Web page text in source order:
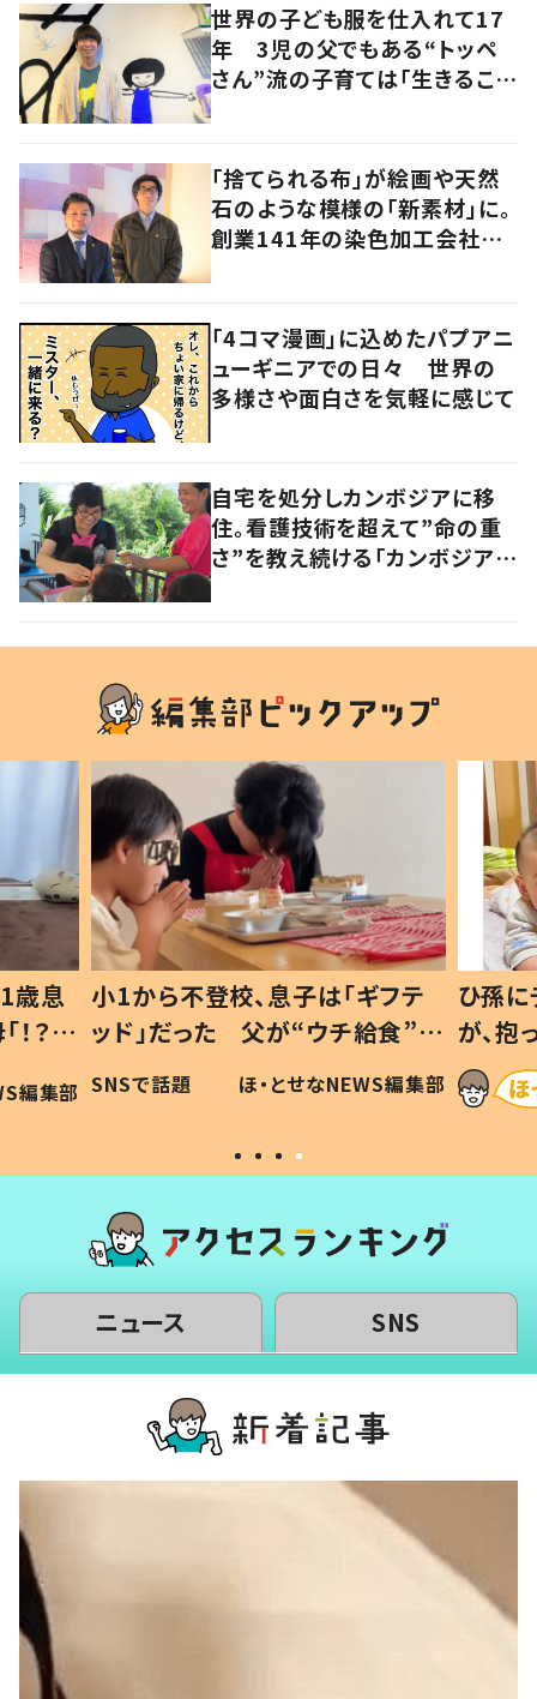
世界の子ども服を仕入れて17
年 3児の父でもある“トッペ
さん”流の子育ては「生きること
「捨てられる布」が絵画や天然
石のような模様の「新素材」に。
創業141年の染色加工会社が
「4コマ漫画」に込めたパプアニ
ューギニアでの日々 世界の
多様さや面白さを気軽に感じて
自宅を処分しカンボジアに移
住。看護技術を超えて”命の重
さ”を教え続ける「カンボジアを
歳息
？」
編集部
小1から不登校、息子は「ギフテ
ッド」だった 父が“ウチ給食”を
作り続ける理由とは #令和の親
#令和の子
SNSで話題 ほ・とせなNEWS編集部
ひ孫
が、
「涙が
い」
ニュース SNS